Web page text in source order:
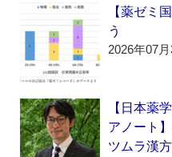
【薬ゼミ
う
2026年07
【日本薬
アノート
ツムラ漢